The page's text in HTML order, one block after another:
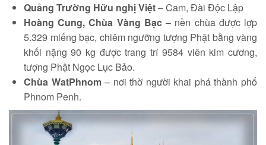
Quảng Trường Hữu nghị Việt– Cam, Đài Độc Lập
Hoàng Cung, Chùa Vàng Bạc– nền chùa được lợp
5.329 miếng bạc, chiêm ngưỡng tượng Phật bằng vàng
khối nặng 90 kg được trang trí 9584 viên kim cương,
tượng Phật Ngọc Lục Bảo.
Chùa WatPhnom– nơi thờ người khai phá thành phố
Phnom Penh.